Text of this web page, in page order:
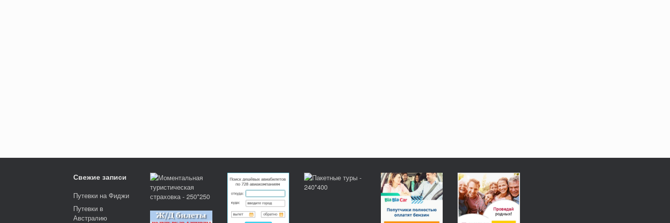
Свежие записи
Путевки на Фиджи
Путевки в
Австралию